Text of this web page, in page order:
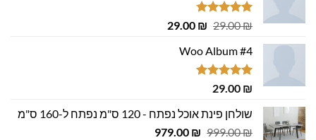
דורג4.75
29.00₪
המחיר
היה:
29.00 ₪.
29.00 ₪
המחיר
Woo Album #4
דורג5.00
29.00 ₪
שולחן פינת אוכל נפתח - 120 ס"מ נפתח ל-160 ס"מ
999.00₪
המחיר
979.00 ₪
המחיר